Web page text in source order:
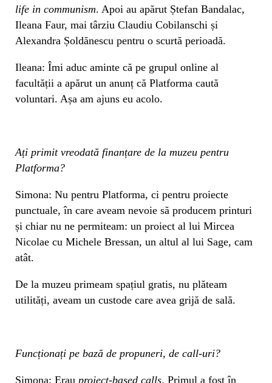
life in communism. Apoi au apărut Ștefan Bandalac,
Ileana Faur, mai târziu Claudiu Cobilanschi și
Alexandra Șoldănescu pentru o scurtă perioadă.
Ileana: Îmi aduc aminte că pe grupul online al
facultății a apărut un anunț că Platforma caută
voluntari. Așa am ajuns eu acolo.
Ați primit vreodată finanțare de la muzeu pentru
Platforma?
Simona: Nu pentru Platforma, ci pentru proiecte
punctuale, în care aveam nevoie să producem printuri
și chiar nu ne permiteam: un proiect al lui Mircea
Nicolae cu Michele Bressan, un altul al lui Sage, cam
atât.
De la muzeu primeam spațiul gratis, nu plăteam
utilități, aveam un custode care avea grijă de sală.
Funcționați pe bază de propuneri, de call-uri?
Simona: Erau project-based calls. Primul a fost în